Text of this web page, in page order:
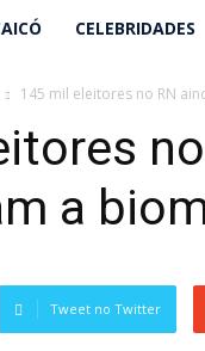
CELEBRIDADES
145 mil eleitores no RN
a
Tweet no Twitter